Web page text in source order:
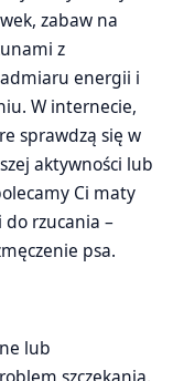
zabaw na
z
energii i
W internecie,
sprawdzą się w
aktywności lub
Ci maty
do rzucania –
psa.
lub